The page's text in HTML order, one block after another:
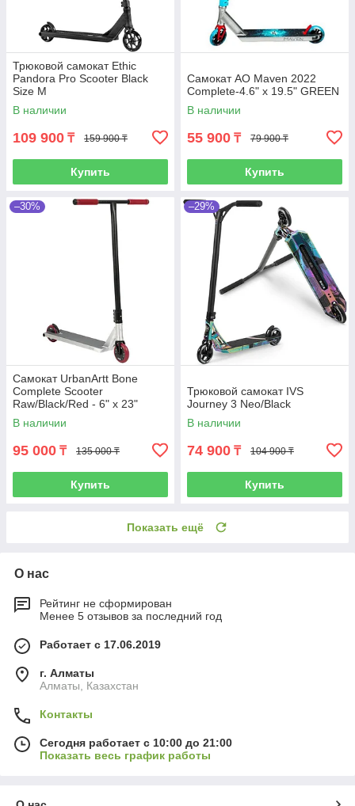
Трюковой самокат Ethic
Pandora Pro Scooter Black
Size M
В наличии
109 900 ₸ 159 900 ₸
Купить
Самокат AO Maven 2022
Complete-4.6" x 19.5" GREEN
В наличии
55 900 ₸ 79 900 ₸
Купить
–30%
Самокат UrbanArtt Bone
Complete Scooter
Raw/Black/Red - 6" x 23"
В наличии
95 000 ₸ 135 000 ₸
Купить
–29%
Трюковой самокат IVS
Journey 3 Neo/Black
В наличии
74 900 ₸ 104 900 ₸
Купить
Показать ещё
О нас
Рейтинг не сформирован
Менее 5 отзывов за последний год
Работает с 17.06.2019
г. Алматы
Алматы, Казахстан
Контакты
Сегодня работает с 10:00 до 21:00
Показать весь график работы